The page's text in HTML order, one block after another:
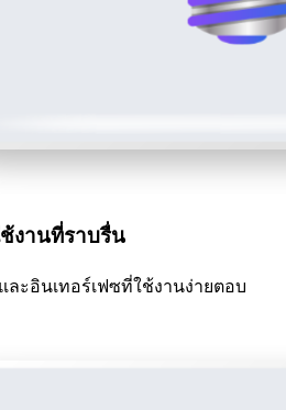
งานที่ราบรื่น
ะอินเทอร์เฟซที่ใช้งานง่ายตอบ